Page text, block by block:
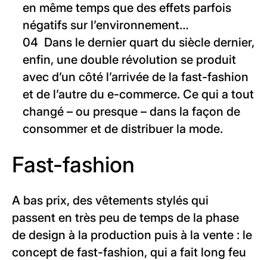
en même temps que des effets parfois
négatifs sur l’environnement…
Dans le dernier quart du siècle dernier,
enfin, une double révolution se produit
avec d’un côté l’arrivée de la fast-fashion
et de l’autre du e-commerce. Ce qui a tout
changé – ou presque – dans la façon de
consommer et de distribuer la mode.
Fast-fashion
A bas prix, des vêtements stylés qui
passent en très peu de temps de la phase
de design à la production puis à la vente : le
concept de fast-fashion, qui a fait long feu